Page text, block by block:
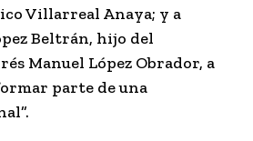
Villarreal Anaya; y a
Beltrán, hijo del
Manuel López Obrador, a
parte de una